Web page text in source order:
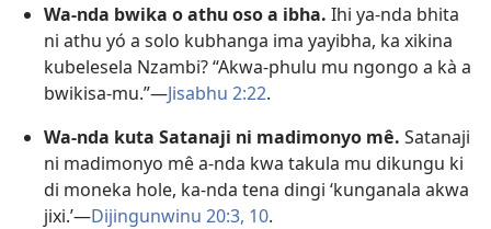
Wa-nda bwika o athu oso a ibha. Ihi ya-nda bhita
ni athu yó a solo kubhanga ima yayibha, ka xikina
kubelesela Nzambi? “Akwa-phulu mu ngongo a kà a
bwikisa-mu.”—Jisabhu 2:22.
Wa-nda kuta Satanaji ni madimonyo mê. Satanaji
ni madimonyo mê a-nda kwa takula mu dikungu ki
di moneka hole, ka-nda tena dingi ‘kunganala akwa
jixi.’—Dijingunwinu 20:3, 10.